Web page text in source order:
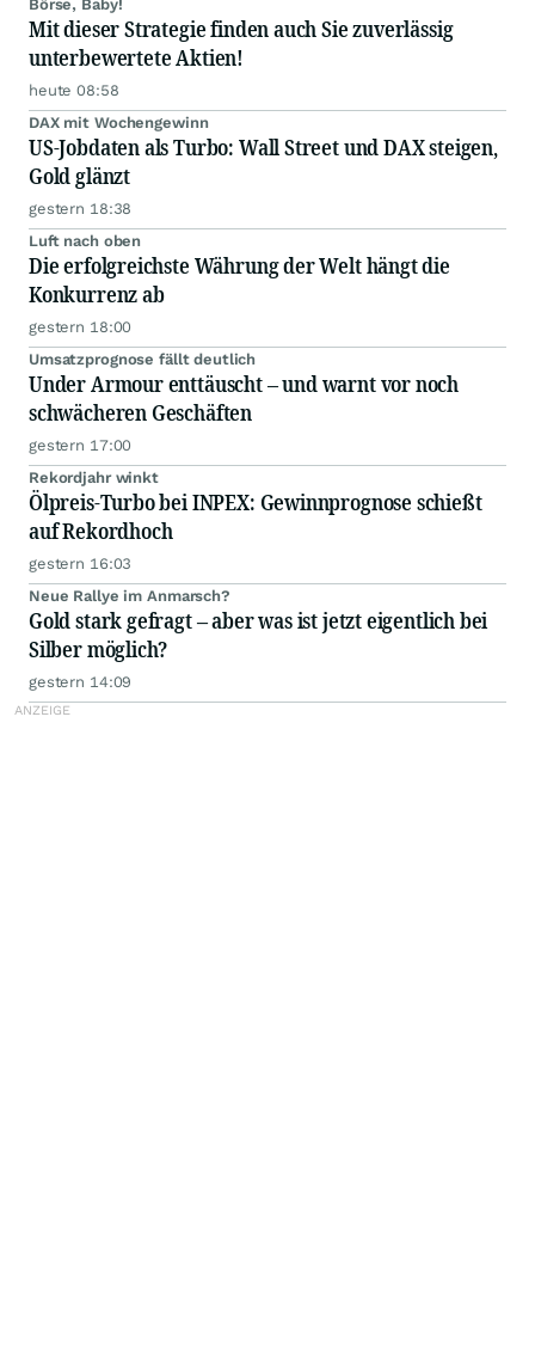
Börse, Baby!
Mit dieser Strategie finden auch Sie zuverlässig
unterbewertete Aktien!
heute 08:58
DAX mit Wochengewinn
US-Jobdaten als Turbo: Wall Street und DAX steigen,
Gold glänzt
gestern 18:38
Luft nach oben
Die erfolgreichste Währung der Welt hängt die
Konkurrenz ab
gestern 18:00
Umsatzprognose fällt deutlich
Under Armour enttäuscht – und warnt vor noch
schwächeren Geschäften
gestern 17:00
Rekordjahr winkt
Ölpreis-Turbo bei INPEX: Gewinnprognose schießt
auf Rekordhoch
gestern 16:03
Neue Rallye im Anmarsch?
Gold stark gefragt – aber was ist jetzt eigentlich bei
Silber möglich?
gestern 14:09